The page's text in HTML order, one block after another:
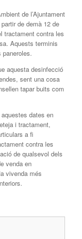
de l’Ajuntament
de demà 12 de
tractament contra les
Aquests terminis
aquesta desinfecció
sent una cosa
tapar buits com
dates en
i tractament,
a fi
contra les
de qualsevol dels
venda en
vivenda més